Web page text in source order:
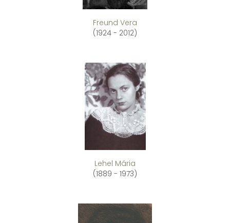
Freund Vera
(1924 - 2012)
Lehel Mária
(1889 - 1973)